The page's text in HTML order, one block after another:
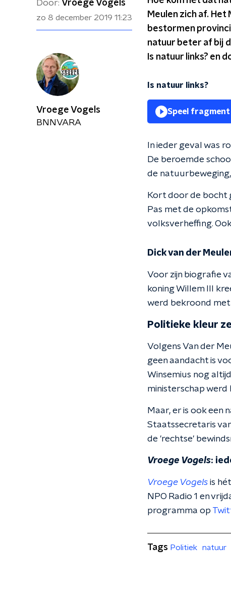
Door: Vroege Vogels
zo 8 december 2019 11:23
Meulen zich af.
bestormen
natuur beter af bij
Is natuur links? en
Is natuur links?
Speel
In ieder geval was
De beroemde
de
Kort door de bocht
Pas met de
volksverheffing.
Dick van der
Voor zijn biografie
koning Willem III
werd bekroond met
Politieke kleur
Volgens Van der
geen aandacht is
Winsemius nog
ministerschap
Maar, er is ook een
Staatssecretaris
de 'rechtse'
Vroege Vogels:
Vroege Vogels is
NPO Radio 1 en
programma op
Vroege Vogels
BNNVARA
Tags Politiek natuur